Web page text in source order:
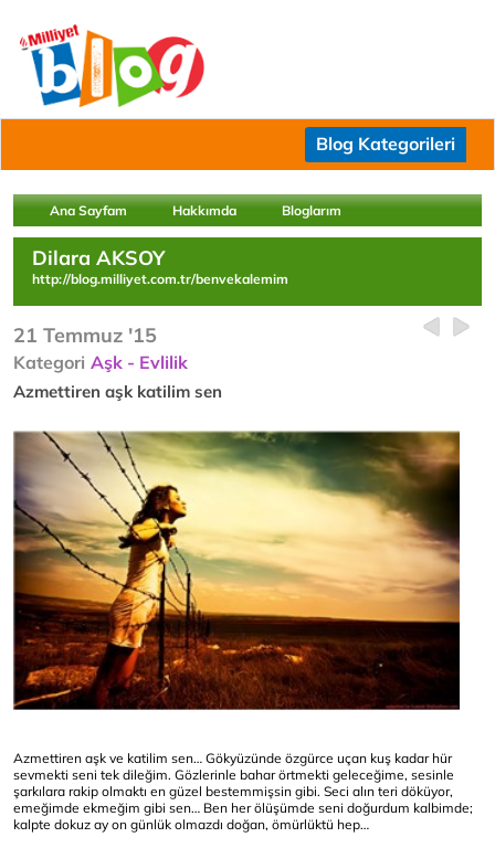
Blog Kategorileri
Ana Sayfam Hakkımda Bloglarım
Dilara AKSOY
http://blog.milliyet.com.tr/benvekalemim
21 Temmuz '15
Kategori Aşk - Evlilik
Azmettiren aşk katilim sen
Azmettiren aşk ve katilim sen… Gökyüzünde özgürce uçan kuş kadar hür
sevmekti seni tek dileğim. Gözlerinle bahar örtmekti geleceğime, sesinle
şarkılara rakip olmaktı en güzel bestemmişsin gibi. Seci alın teri döküyor,
emeğimde ekmeğim gibi sen… Ben her ölüşümde seni doğurdum kalbimde;
kalpte dokuz ay on günlük olmazdı doğan, ömürlüktü hep…